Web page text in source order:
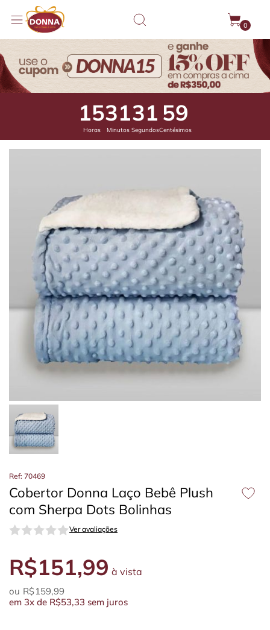
0
15
Horas
31
Minutos
31
Segundos
8
Centésimos
Ref: 70469
Cobertor Donna Laço Bebê Plush
com Sherpa Dots Bolinhas
Ver avaliações
R$151,99 à vista
R$159,99
em 3x de R$53,33 sem juros